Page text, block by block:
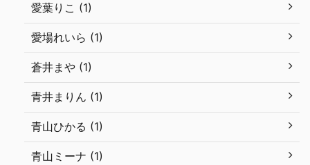
愛葉りこ (1)
愛場れいら (1)
蒼井まや (1)
青井まりん (1)
青山ひかる (1)
青山ミーナ (1)